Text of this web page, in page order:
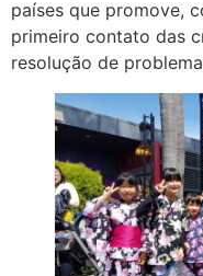
países que promove,
primeiro contato das
resolução de